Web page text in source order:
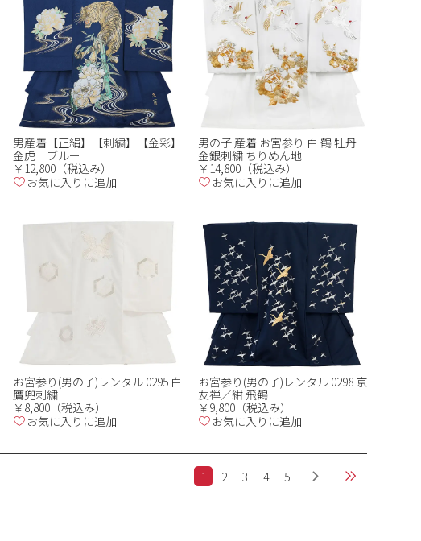
男産着【正絹】【刺繍】【金彩】
金虎 ブルー
￥12,800（税込み）
お気に入りに追加
男の子 産着 お宮参り 白 鶴 牡丹
金銀刺繍 ちりめん地
￥14,800（税込み）
お気に入りに追加
お宮参り(男の子)レンタル 0295 白
鷹兜刺繍
￥8,800（税込み）
お気に入りに追加
お宮参り(男の子)レンタル 0298 京
友禅／紺 飛鶴
￥9,800（税込み）
お気に入りに追加
1 2 3 4 5